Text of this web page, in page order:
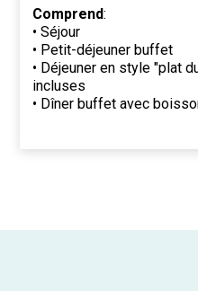
Comprend:
• Séjour
• Petit-déjeuner buffet
• Déjeuner en style "plat
incluses
• Dîner buffet avec